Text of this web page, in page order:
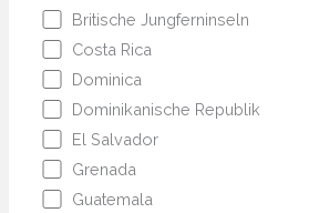
Britische Jungferninseln
Costa Rica
Dominica
Dominikanische Republik
El Salvador
Grenada
Guatemala